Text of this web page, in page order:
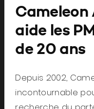
Cameleon
aide les
de 20 ans
Depuis 2002,
incontournable